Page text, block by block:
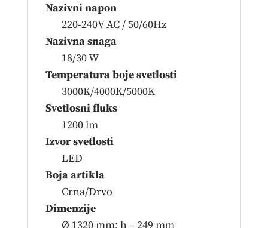
Nazivni napon
220-240V AC / 50/60Hz
Nazivna snaga
18/30 W
Temperatura boje svetlosti
3000K/4000K/5000K
Svetlosni fluks
1200 lm
Izvor svetlosti
LED
Boja artikla
Crna/Drvo
Dimenzije